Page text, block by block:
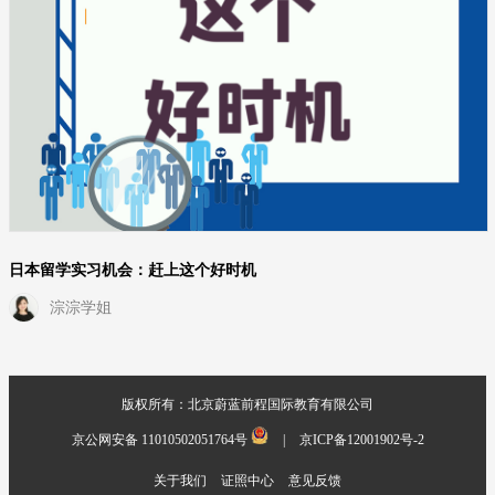
日本留学实习机会：赶上这个好时机
淙淙学姐
版权所有：北京蔚蓝前程国际教育有限公司
京公网安备 11010502051764号 京ICP备12001902号-2
关于我们 证照中心 意见反馈